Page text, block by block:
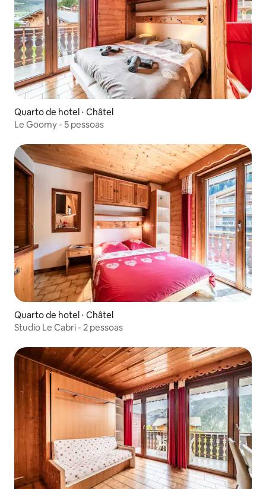
Quarto de hotel ⋅ Châtel
Le Goomy - 5 pessoas
Quarto de hotel ⋅ Châtel
Studio Le Cabri - 2 pessoas